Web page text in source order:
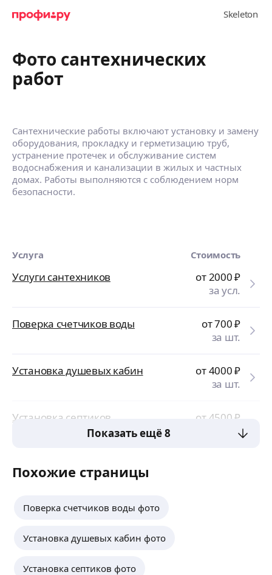
Фото сантехнических
работ
Сантехнические работы включают установку и замену
оборудования, прокладку и герметизацию труб,
устранение протечек и обслуживание систем
водоснабжения и канализации в жилых и частных
домах. Работы выполняются с соблюдением норм
безопасности.
Услуга Стоимость
Услуги сантехников от 2000₽
за усл.
Поверка счетчиков воды от 700₽
за шт.
Установка душевых кабин от 4000₽
за шт.
Установка септиков от 4500₽
за усл.
Показать ещё 8
Похожие страницы
Поверка счетчиков воды фото
Установка душевых кабин фото
Установка септиков фото